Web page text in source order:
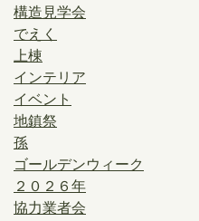
構造見学会
でえく
上棟
インテリア
イベント
地鎮祭
孫
ゴールデンウィーク
２０２６年
協力業者会